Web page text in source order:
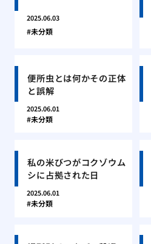
2025.06.03
未分類
便所虫とは何かその正体
と誤解
2025.06.01
未分類
私の米びつがコクゾウム
シに占拠された日
2025.06.01
未分類